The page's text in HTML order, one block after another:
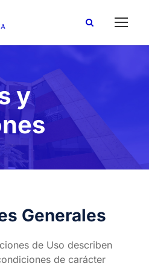
y
Generales
de Uso describen
de carácter